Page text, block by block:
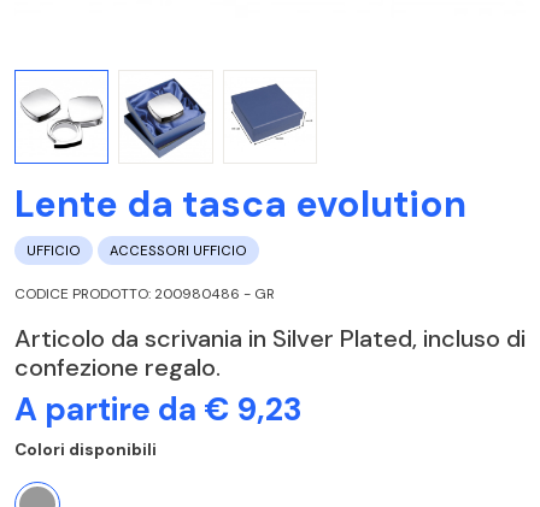
Lente da tasca evolution
UFFICIO ACCESSORI UFFICIO
CODICE PRODOTTO: 200980486 - GR
Articolo da scrivania in Silver Plated, incluso di
confezione regalo.
A partire da € 9,23
Colori disponibili